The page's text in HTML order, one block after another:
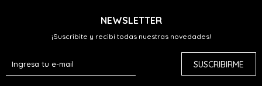
NEWSLETTER
¡Suscribite y recibí todas nuestras novedades!
SUSCRIBIRME